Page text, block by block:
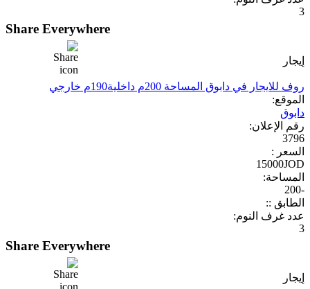
3
Share Everywhere
إيجار
روف للايجار في دابوق المساحة 200م داخلية190م خارجي
الموقع:
دابوق
رقم الإعلان:
3796
السعر :
15000JOD
المساحة:
-200
الطابق ::
عدد غرف النوم:
3
Share Everywhere
إيجار